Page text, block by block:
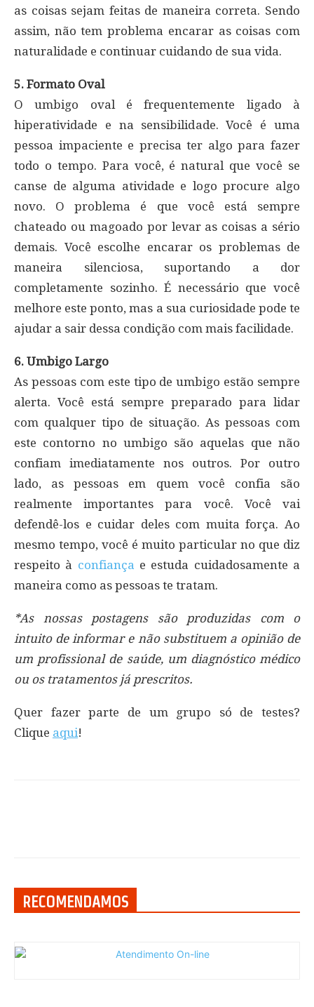
as coisas sejam feitas de maneira correta. Sendo
assim, não tem problema encarar as coisas com
naturalidade e continuar cuidando de sua vida.
5. Formato Oval
O umbigo oval é frequentemente ligado à
hiperatividade e na sensibilidade. Você é uma
pessoa impaciente e precisa ter algo para fazer
todo o tempo. Para você, é natural que você se
canse de alguma atividade e logo procure algo
novo. O problema é que você está sempre
chateado ou magoado por levar as coisas a sério
demais. Você escolhe encarar os problemas de
maneira silenciosa, suportando a dor
completamente sozinho. É necessário que você
melhore este ponto, mas a sua curiosidade pode te
ajudar a sair dessa condição com mais facilidade.
6. Umbigo Largo
As pessoas com este tipo de umbigo estão sempre
alerta. Você está sempre preparado para lidar
com qualquer tipo de situação. As pessoas com
este contorno no umbigo são aquelas que não
confiam imediatamente nos outros. Por outro
lado, as pessoas em quem você confia são
realmente importantes para você. Você vai
defendê-los e cuidar deles com muita força. Ao
mesmo tempo, você é muito particular no que diz
respeito à confiança e estuda cuidadosamente a
maneira como as pessoas te tratam.
*As nossas postagens são produzidas com o
intuito de informar e não substituem a opinião de
um profissional de saúde, um diagnóstico médico
ou os tratamentos já prescritos.
Quer fazer parte de um grupo só de testes?
Clique aqui!
RECOMENDAMOS